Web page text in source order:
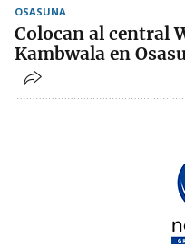
OSASUNA
Colocan al central
Kambwala en